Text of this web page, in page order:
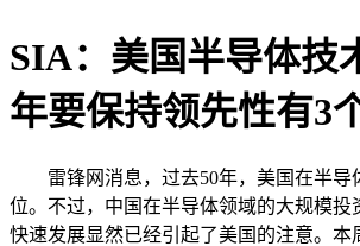
SIA：美国半导体技
年要保持领先性有3
雷锋网消息，过去50年，美国在半导
位。不过，中国在半导体领域的大规模投
快速发展显然已经引起了美国的注意。本